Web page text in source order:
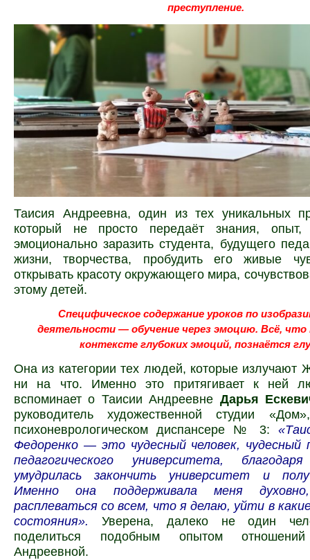
преступление.
Таисия Андреевна, один из тех уникальных
который не просто передаёт знания, опыт,
эмоционально заразить студента, будущего
жизни, творчества, пробудить его живые
открывать красоту окружающего мира,
этому детей.
Специфическое содержание уроков по
деятельности — обучение через эмоцию. Всё, что
контексте глубоких эмоций, познаётся
Она из категории тех людей, которые излучают
ни на что. Именно это притягивает к ней
вспоминает о Таисии Андреевне Дарья
руководительхудожественной студии «Дом»
психоневрологическом диспансере № 3:
Федоренко — это чудесный человек, чудесный
педагогического университета,
умудрилась закончить университет и
Именно она поддерживала меня
расплеваться со всем, что я делаю, уйти в
состояния». Уверена, далеко не один
поделиться подобным опытом
Андреевной.